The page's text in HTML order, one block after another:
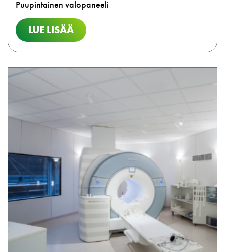
Puupintainen valopaneeli
LUE LISÄÄ